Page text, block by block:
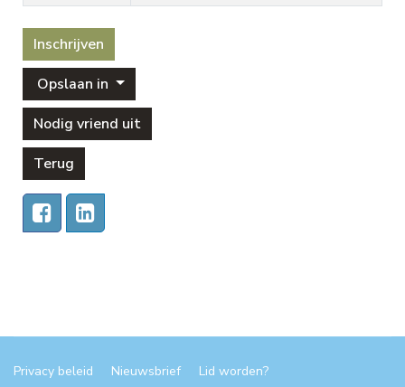
Inschrijven
Opslaan in
Nodig vriend uit
Terug
Privacy beleid Nieuwsbrief Lid worden?